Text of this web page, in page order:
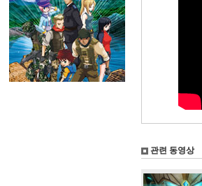
관련 동영상